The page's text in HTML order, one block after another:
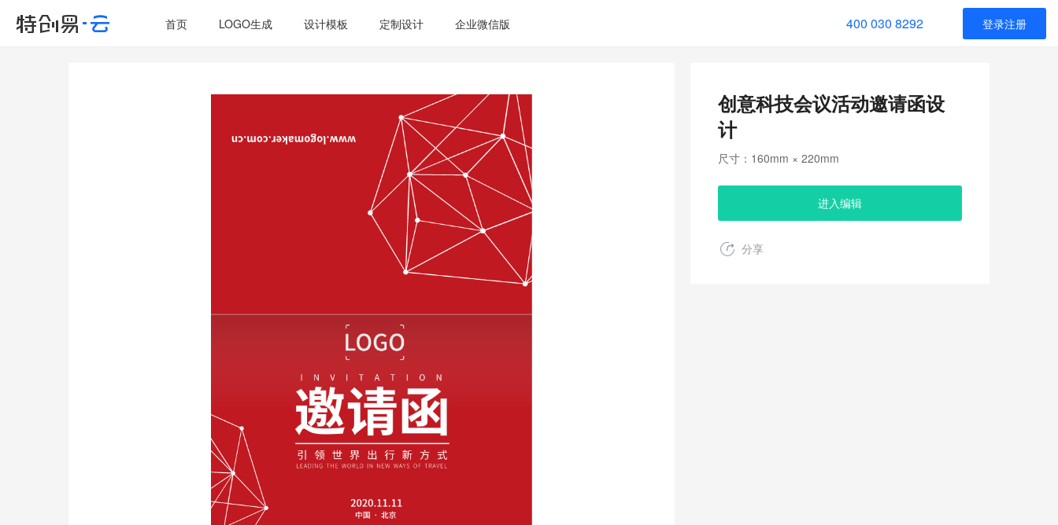
首页 LOGO生成 设计模板 定制设计 企业微信版 登录注册
400 030 8292
创意科技会议活动邀请函设
计
尺寸：160mm × 220mm
进入编辑
分享